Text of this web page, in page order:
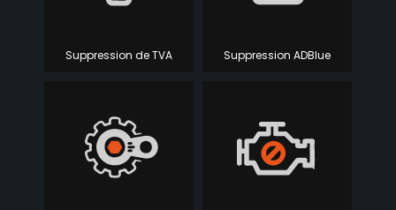
Suppression de TVA Suppression ADBlue